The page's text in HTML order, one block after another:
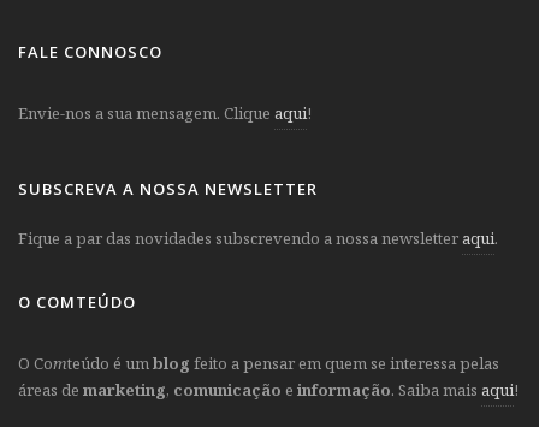
FALE CONNOSCO
Envie-nos a sua mensagem. Clique aqui!
SUBSCREVA A NOSSA NEWSLETTER
Fique a par das novidades subscrevendo a nossa newsletter aqui.
O COMTEÚDO
O Comteúdo é umblog feito a pensar em quem se interessa pelas
áreas de marketing, comunicação e informação. Saiba mais aqui!